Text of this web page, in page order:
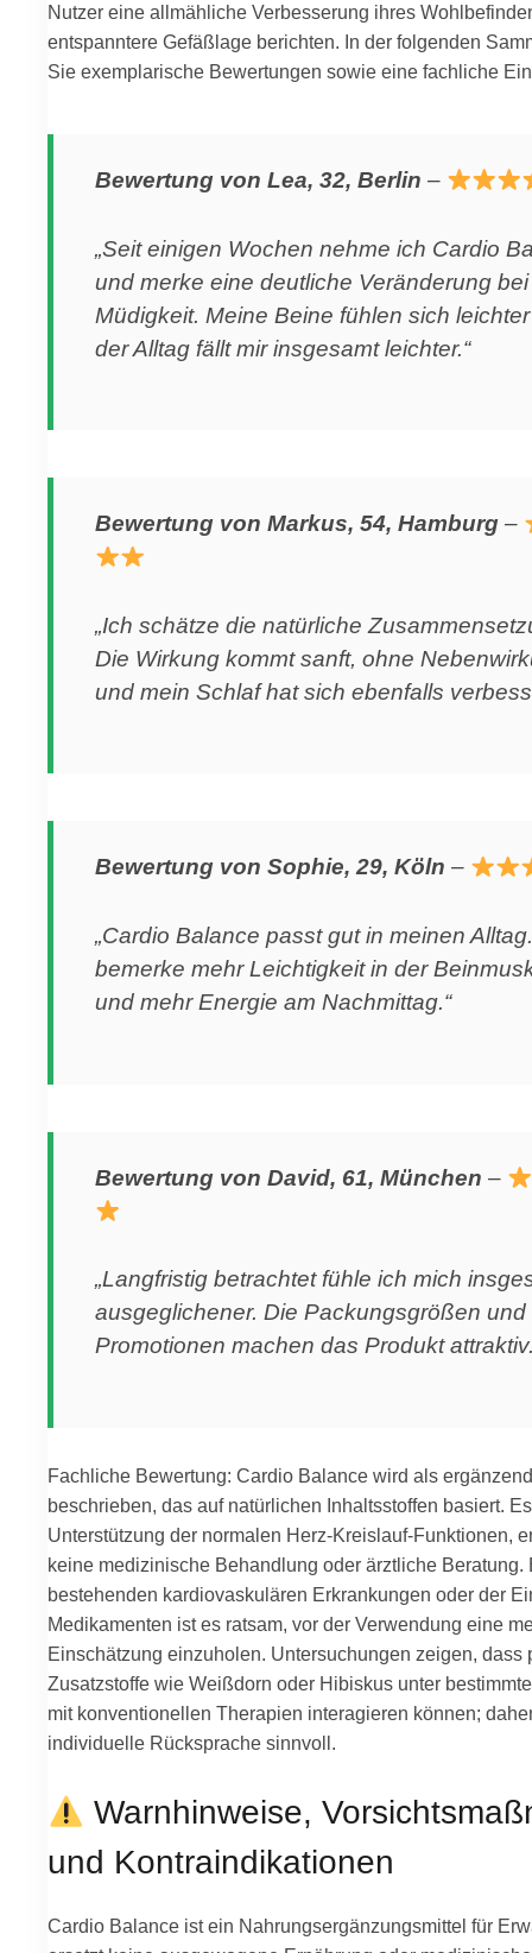
Nutzer eine allmähliche Verbesserung ihres
entspanntere Gefäßlage berichten. In der folgenden
Sie exemplarische Bewertungen sowie eine fachliche
Bewertung von Lea, 32, Berlin –
„Seit einigen Wochen nehme ich Cardio
und merke eine deutliche Veränderung
Müdigkeit. Meine Beine fühlen sich
der Alltag fällt mir insgesamt leichter.“
Bewertung von Markus, 54, Hamburg –
„Ich schätze die natürliche
Die Wirkung kommt sanft, ohne
und mein Schlaf hat sich ebenfalls
Bewertung von Sophie, 29, Köln –
„Cardio Balance passt gut in meinen
bemerke mehr Leichtigkeit in der
und mehr Energie am Nachmittag.“
Bewertung von David, 61, München –
„Langfristig betrachtet fühle ich mich
ausgeglichener. Die Packungsgrößen und
Promotionen machen das Produkt
Fachliche Bewertung: Cardio Balance wird als
beschrieben, das auf natürlichen Inhaltsstoffen basiert.
Unterstützung der normalen Herz-Kreislauf-Funktionen,
keine medizinische Behandlung oder ärztliche Beratung.
bestehenden kardiovaskulären Erkrankungen oder der
Medikamenten ist es ratsam, vor der Verwendung eine
Einschätzung einzuholen. Untersuchungen zeigen, dass
Zusatzstoffe wie Weißdorn oder Hibiskus unter
mit konventionellen Therapien interagieren können;
individuelle Rücksprache sinnvoll.
Warnhinweise,
und Kontraindikationen
Cardio Balance ist ein Nahrungsergänzungsmittel für